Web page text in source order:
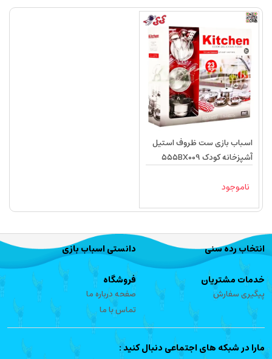
اسباب بازی ست ظروف استیل
آشپزخانه کودک 555BX009
ناموجود
انتخاب رده سنی دانستی اسباب بازی
خدمات مشتریان
پیگیری سفارش
فروشگاه
صفحه درباره ما
تماس با ما
مارا در شبکه های اجتماعی دنبال کنید :